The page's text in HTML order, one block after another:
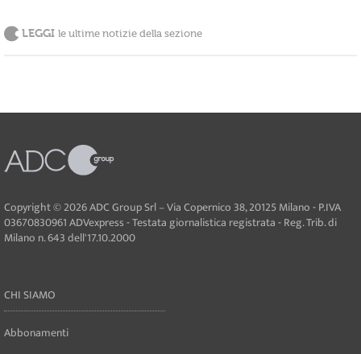
LEGGI le ultime notizie della sezione
Copyright © 2026 ADC Group Srl – Via Copernico 38, 20125 Milano - P.IVA
03670830961 ADVexpress - Testata giornalistica registrata - Reg. Trib. di
Milano n. 643 dell'17.10.2000
CHI SIAMO
Abbonamenti